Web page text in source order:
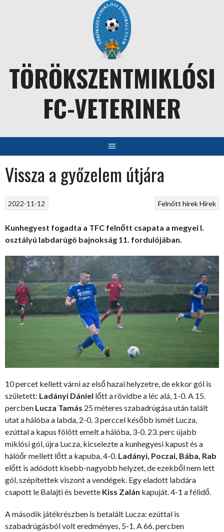
TÖRÖKSZENTMIKLÓSI
FC-VETERINER
Vissza a győzelem útjára
Felnőtt hírekHírek
2022-11-12
Kunhegyest fogadta a TFC felnőtt csapata a megyei I.
osztályú labdarúgó bajnokság 11. fordulójában.
10 percet kellett várni az első hazai helyzetre, de ekkor gól is
született: Ladányi Dániel lőtt a rövidbe a léc alá, 1-0. A 15.
percben Lucza Tamás 25 méteres szabadrúgása után talált
utat a hálóba a labda, 2-0. 3 perccel később ismét Lucza,
ezúttal a kapus fölött emelt a hálóba, 3-0. 23. perc újabb
miklósi gól, újra Lucza, kicselezte a kunhegyesi kapust és a
hálóőr mellett lőtt a kapuba, 4-0. Ladányi, Poczai, Bába, Rab
előtt is adódott kisebb-nagyobb helyzet, de ezekből nem lett
gól, szépítettek viszont a vendégek. Egy eladott labdára
csapott le Balajti és bevette Kiss Zalán kapuját. 4-1 a félidő.
A második játékrészben is betalált Lucza: ezúttal is
szabadrúgásból volt eredményes, 5-1. A 66. percben